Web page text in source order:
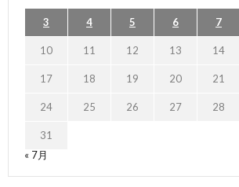
3 4 5 6 7
10 11 12 13 14
17 18 19 20 21
24 25 26 27 28
31
« 7月